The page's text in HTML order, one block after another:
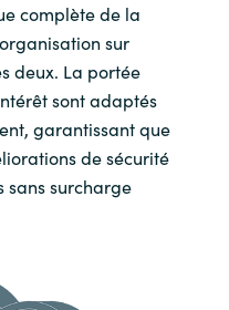
complète de la
sur
deux. La portée
sont adaptés
garantissant que
de sécurité
sans surcharge